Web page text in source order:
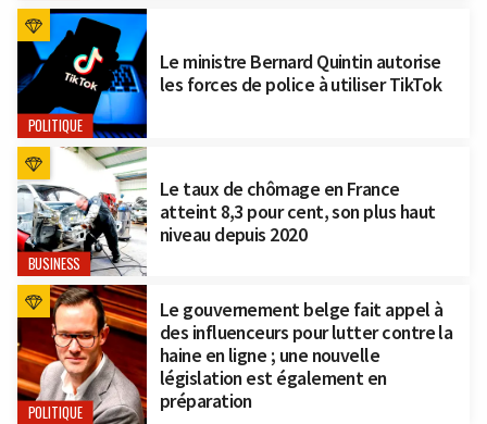
POLITIQUE
Le ministre Bernard Quintin autorise
les forces de police à utiliser TikTok
BUSINESS
Le taux de chômage en France
atteint 8,3 pour cent, son plus haut
niveau depuis 2020
POLITIQUE
Le gouvernement belge fait appel à
des influenceurs pour lutter contre la
haine en ligne ; une nouvelle
législation est également en
préparation